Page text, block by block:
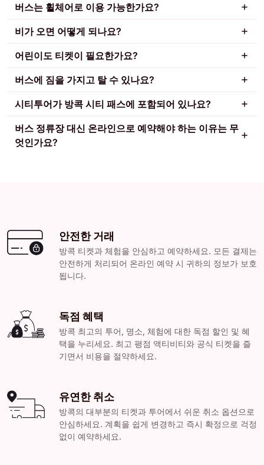
버스는 휠체어로 이용 가능한가요?
비가 오면 어떻게 되나요?
어린이도 티켓이 필요한가요?
버스에 짐을 가지고 탈 수 있나요?
시티투어가 방콕 시티 패스에 포함되어 있나요?
버스 정류장 대신 온라인으로 예약해야 하는 이유는 무
엇인가요?
안전한 거래
방콕 티켓과 체험을 안심하고 예약하세요. 모든 결제는
안전하게 처리되어 온라인 예약 시 귀하의 정보가 보호
됩니다.
독점 혜택
방콕 최고의 투어, 명소, 체험에 대한 독점 할인 및 혜
택을 누리세요. 최고 평점 액티비티와 공식 티켓을 즐
기면서 비용을 절약하세요.
유연한 취소
방콕의 대부분의 티켓과 투어에서 쉬운 취소 옵션으로
안심하세요. 계획을 쉽게 변경하고 즉시 확정으로 걱정
없이 예약하세요.